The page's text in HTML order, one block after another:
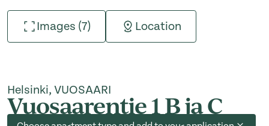
Images (7) Location
Helsinki, VUOSAARI
Vuosaarentie 1 B ja C